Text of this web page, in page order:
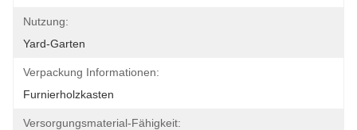
Nutzung:
Yard-Garten
Verpackung Informationen:
Furnierholzkasten
Versorgungsmaterial-Fähigkeit: